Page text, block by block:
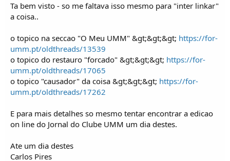
Ta bem visto - so me faltava isso mesmo para "inter linkar"
a coisa..
o topico na seccao "O Meu UMM" &gt;&gt;&gt; https://for-
umm.pt/oldthreads/13539
o topico do restauro "forcado" &gt;&gt;&gt; https://for-
umm.pt/oldthreads/17065
o topico "causador" da coisa &gt;&gt;&gt; https://for-
umm.pt/oldthreads/17262
E para mais detalhes so mesmo tentar encontrar a edicao
on line do Jornal do Clube UMM um dia destes.
Ate um dia destes
Carlos Pires